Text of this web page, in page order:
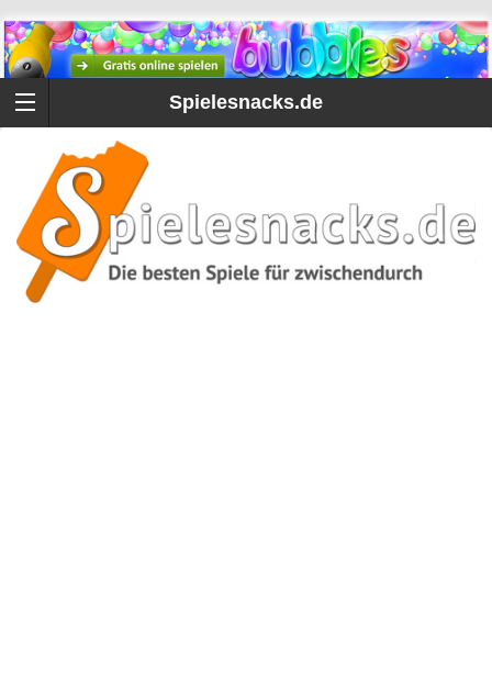
Spielesnacks.de